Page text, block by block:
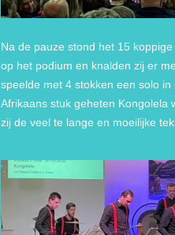
Na de pauze stond het 15
op het podium en knalden zij er
speelde met 4 stokken een solo
Afrikaans stuk geheten Kongolela
zij de veel te lange en moeilijke